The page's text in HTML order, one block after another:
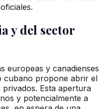
y del sector
europeas y canadienses
cubano propone abrir el
Esta apertura
y potencialmente a